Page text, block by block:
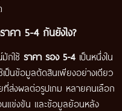
คา 5-4 กันยังไง?
กใช้ ราคา รอง 5-4 เป็นหนึ่งใน
เป็นข้อมูลตัดสินเพียงอย่างเดียว
ที่ส่งผลต่อรูปเกม หลายคนเลือก
แข่งขัน และข้อมูลย้อนหลัง